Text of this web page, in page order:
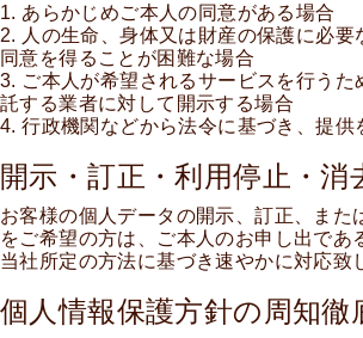
1. あらかじめご本人の同意がある場合
2. 人の生命、身体又は財産の保護に必要
同意を得ることが困難な場合
3. ご本人が希望されるサービスを行うた
託する業者に対して開示する場合
4. 行政機関などから法令に基づき、提供
開示・訂正・利用停止・消
お客様の個人データの開示、訂正、また
をご希望の方は、ご本人のお申し出であ
当社所定の方法に基づき速やかに対応致
個人情報保護方針の周知徹